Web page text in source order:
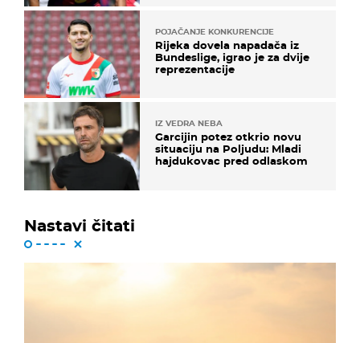
POJAČANJE KONKURENCIJE
Rijeka dovela napadača iz
Bundeslige, igrao je za dvije
reprezentacije
IZ VEDRA NEBA
Garcijin potez otkrio novu
situaciju na Poljudu: Mladi
hajdukovac pred odlaskom
Nastavi čitati